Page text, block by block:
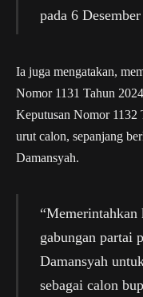
pada 6
Ia juga mengatakan,
Nomor 1131 Tahun
Keputusan Nomor 1132
urut calon, sepanjang
Damansyah.
gabungan partai
Damansyah
sebagai calon